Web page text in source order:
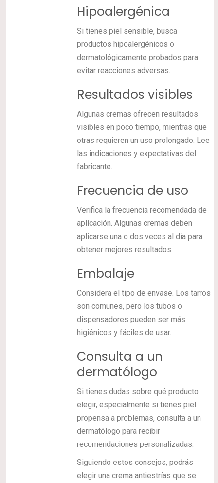
Hipoalergénica
Si tienes piel sensible, busca
productos hipoalergénicos o
dermatológicamente probados para
evitar reacciones adversas.
Resultados visibles
Algunas cremas ofrecen resultados
visibles en poco tiempo, mientras que
otras requieren un uso prolongado. Lee
las indicaciones y expectativas del
fabricante.
Frecuencia de uso
Verifica la frecuencia recomendada de
aplicación. Algunas cremas deben
aplicarse una o dos veces al día para
obtener mejores resultados.
Embalaje
Considera el tipo de envase. Los tarros
son comunes, pero los tubos o
dispensadores pueden ser más
higiénicos y fáciles de usar.
Consulta a un
dermatólogo
Si tienes dudas sobre qué producto
elegir, especialmente si tienes piel
propensa a problemas, consulta a un
dermatólogo para recibir
recomendaciones personalizadas.
Siguiendo estos consejos, podrás
elegir una crema antiestrías que se